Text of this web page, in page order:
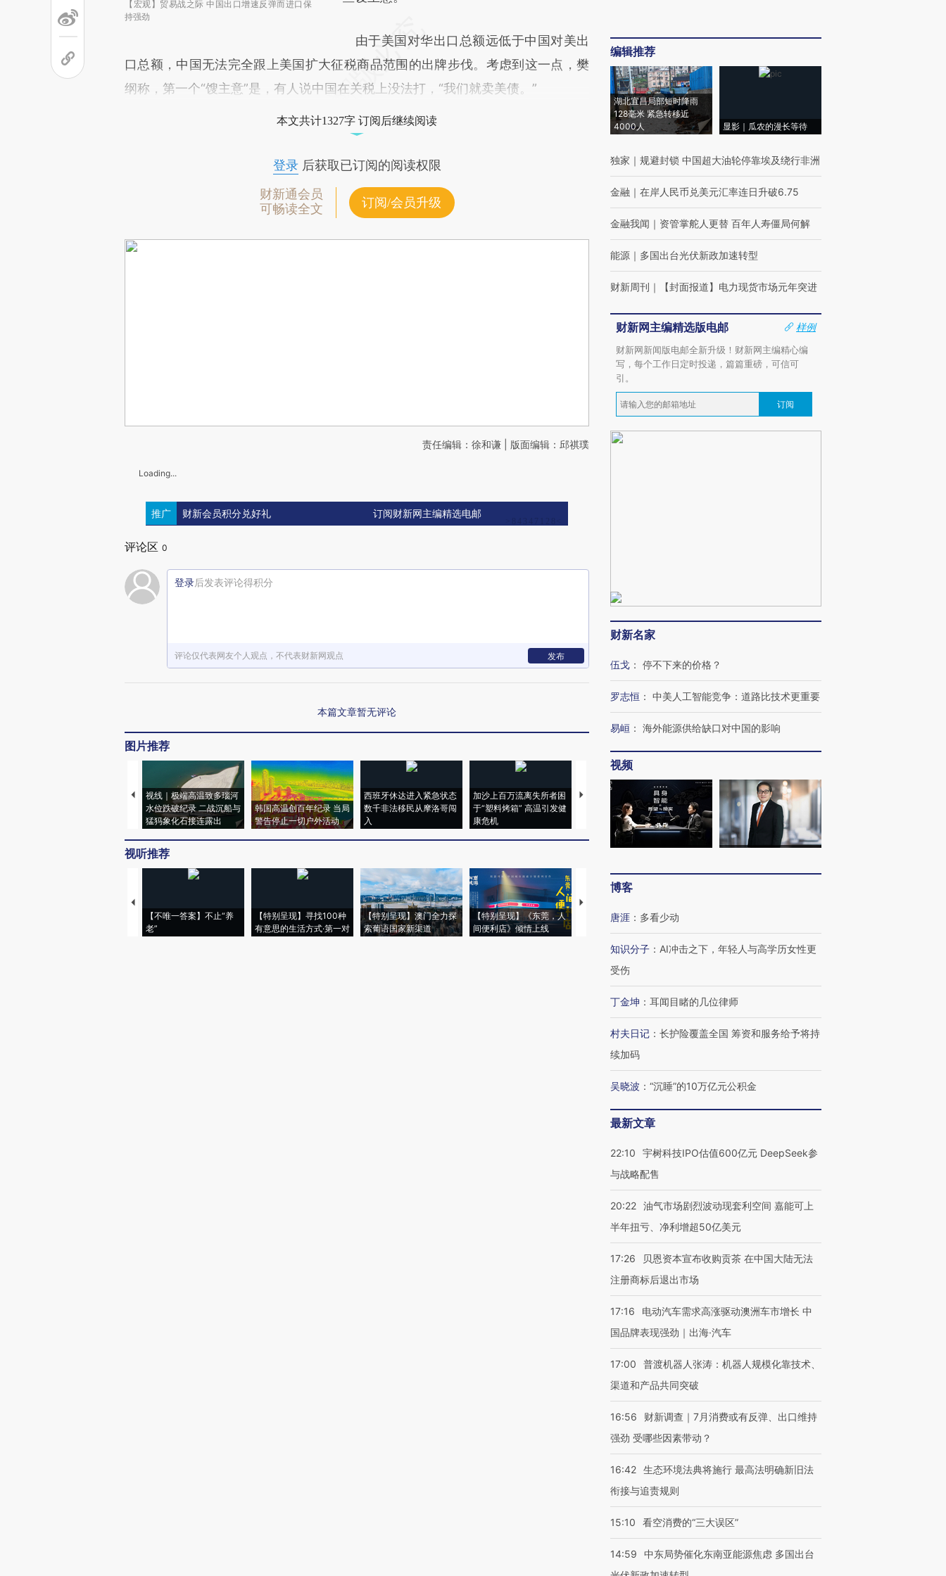
【宏观】贸易战之际 中国出口增速反弹而进口保
持强劲
由于美国对华出口总额远低于中国对美出
口总额，中国无法完全跟上美国扩大征税商品范围的出牌步伐。考虑到这一点，樊
纲称，第一个“馊主意”是，有人说中国在关税上没法打，“我们就卖美债。”
本文共计1327字 订阅后继续阅读
登录后获取已订阅的阅读权限
财新通会员
可畅读全文
订阅/会员升级
责任编辑：徐和谦 | 版面编辑：邱祺璞
Loading...
推广 财新会员积分兑好礼 订阅财新网主编精选电邮
评论区 0
登录后发表评论得积分
评论仅代表网友个人观点，不代表财新网观点 发布
本篇文章暂无评论
图片推荐
视线｜极端高温致多瑙河
水位跌破纪录 二战沉船与
猛犸象化石接连露出
韩国高温创百年纪录 当局
警告停止一切户外活动
西班牙休达进入紧急状态
数千非法移民从摩洛哥闯
入
加沙上百万流离失所者困
于“塑料烤箱” 高温引发健
康危机
视线｜HYROX的吸金
术：是什么让中产们甘
心“花钱找虐”？
马航飞行员跨国走私7万
粒摇头丸 尿检体内含3种
毒品
视线｜被称为“蟑螂”的印
育部长拱下台
视听推荐
【不唯一答案】不止“养
老”
【特别呈现】寻找100种
有意思的生活方式·第一对
【特别呈现】澳门全力探
索葡语国家新渠道
【特别呈现】《东莞，人
间便利店》倾情上线
【推广】走进第四届链博
会，让数智科技“链”接产
编辑推荐
湖北宜昌局部短时降雨
128毫米 紧急转移近
4000人
显影｜瓜农的漫长等待
独家 ｜ 规避封锁 中国超大油轮停靠埃及绕行非洲
金融 ｜ 在岸人民币兑美元汇率连日升破6.75
金融我闻 ｜ 资管掌舵人更替 百年人寿僵局何解
能源 ｜ 多国出台光伏新政加速转型
财新周刊 ｜ 【封面报道】电力现货市场元年突进
财新网主编精选版电邮
样例
财新网新闻版电邮全新升级！财新网主编精心编
写，每个工作日定时投递，篇篇重磅，可信可
引。
订阅
财新名家
伍戈 ： 停不下来的价格？
罗志恒 ： 中美人工智能竞争：道路比技术更重要
易峘 ： 海外能源供给缺口对中国的影响
视频
博客
唐涯 ： 多看少动
知识分子 ： AI冲击之下，年轻人与高学历女性更
受伤
丁金坤 ： 耳闻目睹的几位律师
村夫日记 ： 长护险覆盖全国 筹资和服务给予将持
续加码
吴晓波 ： “沉睡”的10万亿元公积金
最新文章
22:10
宇树科技IPO估值600亿元 DeepSeek参
与战略配售
20:22 油气市场剧烈波动现套利空间 嘉能可上
半年扭亏、净利增超50亿美元
17:26
贝恩资本宣布收购贡茶 在中国大陆无法
注册商标后退出市场
17:16
电动汽车需求高涨驱动澳洲车市增长 中
国品牌表现强劲｜出海·汽车
17:00
普渡机器人张涛：机器人规模化靠技术、
渠道和产品共同突破
16:56
财新调查｜7月消费或有反弹、出口维持
强劲 受哪些因素带动？
16:42 生态环境法典将施行 最高法明确新旧法
衔接与追责规则
15:10 看空消费的“三大误区”
14:59
中东局势催化东南亚能源焦虑 多国出台